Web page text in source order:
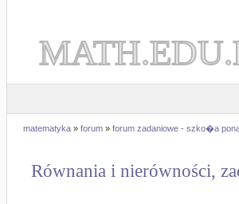
matematyka » forum » forum zadaniowe - szko�a
Równania i nierówności,